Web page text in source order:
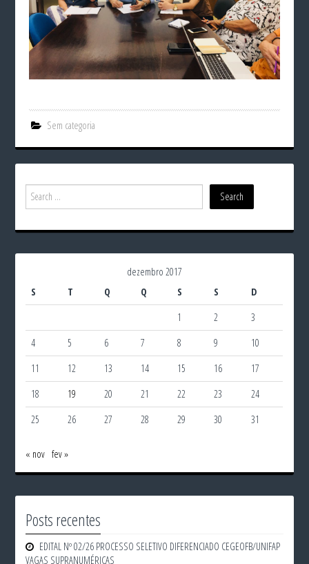
Sem categoria
dezembro 2017
S
T Q Q S S
D
1
2
3
4
5 6 7 8 9
10
11
12 13 14 15 16
17
18
19 20 21 22 23
24
25
26 27 28 29 30 31
« nov fev »
Posts recentes
EDITAL Nº 02/26 PROCESSO SELETIVO DIFERENCIADO CEGEOFB/UNIFAP
VAGAS SUPRANUMÉRICAS